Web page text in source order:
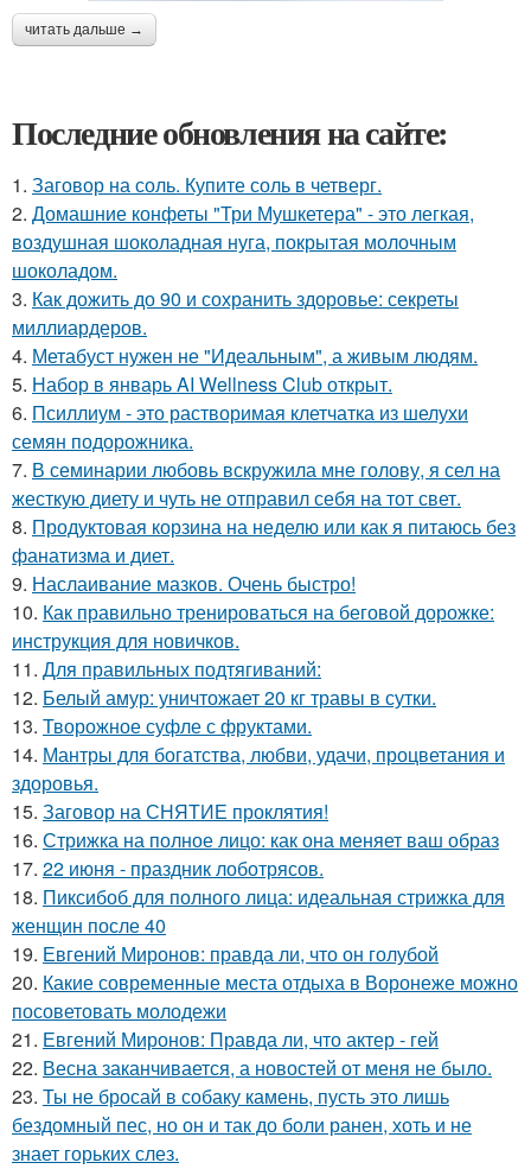
читать дальше →
Последние обновления на сайте:
1. Заговор на соль. Купите соль в четверг.
2. Домашние конфеты "Три Мушкетера" - это легкая,
воздушная шоколадная нуга, покрытая молочным
шоколадом.
3. Как дожить до 90 и сохранить здоровье: секреты
миллиардеров.
4. Метабуст нужен не "Идеальным", а живым людям.
5. Набор в январь AI Wellness Club открыт.
6. Псиллиум - это растворимая клетчатка из шелухи
семян подорожника.
7. В семинарии любовь вскружила мне голову, я сел на
жесткую диету и чуть не отправил себя на тот свет.
8. Продуктовая корзина на неделю или как я питаюсь без
фанатизма и диет.
9. Наслаивание мазков. Очень быстро!
10. Как правильно тренироваться на беговой дорожке:
инструкция для новичков.
11. Для правильных подтягиваний:
12. Белый амур: уничтожает 20 кг травы в сутки.
13. Творожное суфле с фруктами.
14. Мантры для богатства, любви, удачи, процветания и
здоровья.
15. Заговор на СНЯТИЕ проклятия!
16. Стрижка на полное лицо: как она меняет ваш образ
17. 22 июня - праздник лоботрясов.
18. Пиксибоб для полного лица: идеальная стрижка для
женщин после 40
19. Евгений Миронов: правда ли, что он голубой
20. Какие современные места отдыха в Воронеже можно
посоветовать молодежи
21. Евгений Миронов: Правда ли, что актер - гей
22. Весна заканчивается, а новостей от меня не было.
23. Ты не бросай в собаку камень, пусть это лишь
бездомный пес, но он и так до боли ранен, хоть и не
знает горьких слез.